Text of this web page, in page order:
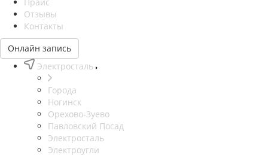
Отзывы
Контакты
Онлайн запись
Электросталь
Города
Ногинск
Орехово-Зуево
Павловский Посад
Электросталь
Электроугли